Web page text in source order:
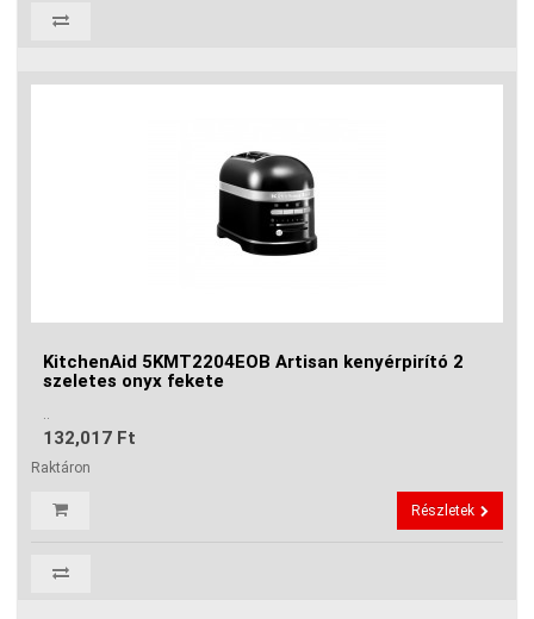
KitchenAid 5KMT2204EOB Artisan kenyérpirító 2
szeletes onyx fekete
..
132,017 Ft
Raktáron
Részletek